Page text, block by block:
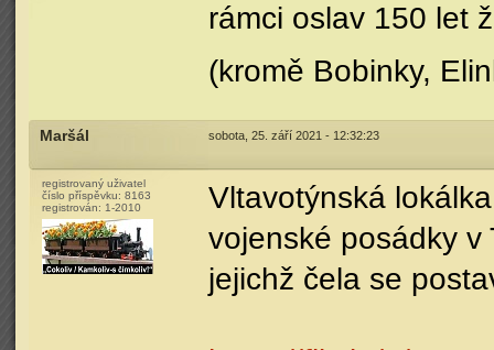
rámci oslav 150 let
(kromě Bobinky,
Maršál sobota, 25. září 2021 - 12:32:23
registrovaný uživatel
číslo příspěvku: 8163
registrován: 1-2010
Vltavotýnská
vojenské posádky v
jejichž čela se